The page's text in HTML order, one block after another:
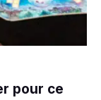
pour ce